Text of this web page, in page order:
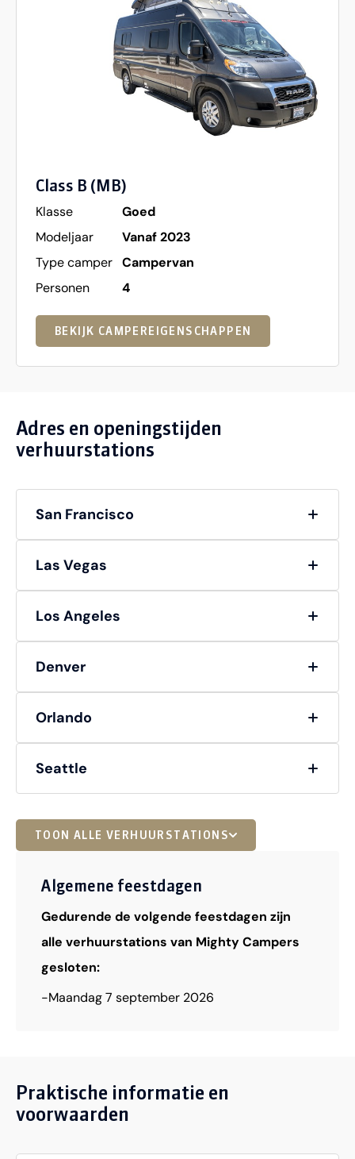
Class B (MB)
Klasse
Goed
Modeljaar
Vanaf 2023
Type camper Campervan
Personen
4
BEKIJK CAMPEREIGENSCHAPPEN
Adres en openingstijden
verhuurstations
San Francisco
Las Vegas
Los Angeles
Denver
Orlando
Seattle
TOON ALLE VERHUURSTATIONS
Algemene feestdagen
Gedurende de volgende feestdagen zijn
alle verhuurstations van Mighty Campers
gesloten:
-Maandag 7 september 2026
Praktische informatie en
voorwaarden